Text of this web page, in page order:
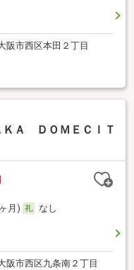
阪市西区本田２丁目
ＫＡ ＤＯＭＥＣＩＴ
月)
なし
阪市西区九条南２丁目